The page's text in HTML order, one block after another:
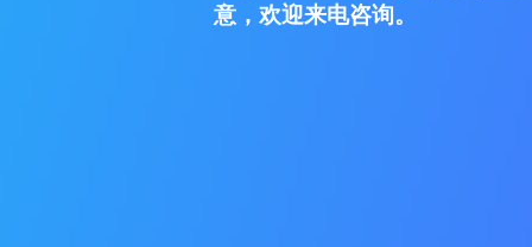
意，欢迎来电咨询。